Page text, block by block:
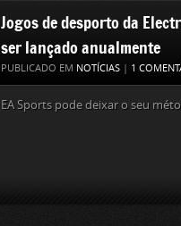
Jogos de desporto da
ser lançado anualmente
PUBLICADO EM NOTÍCIAS | 1
EA Sports pode deixar o seu